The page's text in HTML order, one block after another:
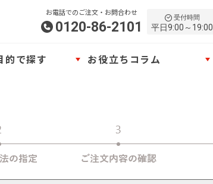
お電話でのご注文・お問合わせ
0120-86-2101
受付時間
平日9:00～19:00
的で探す お役立ちコラム